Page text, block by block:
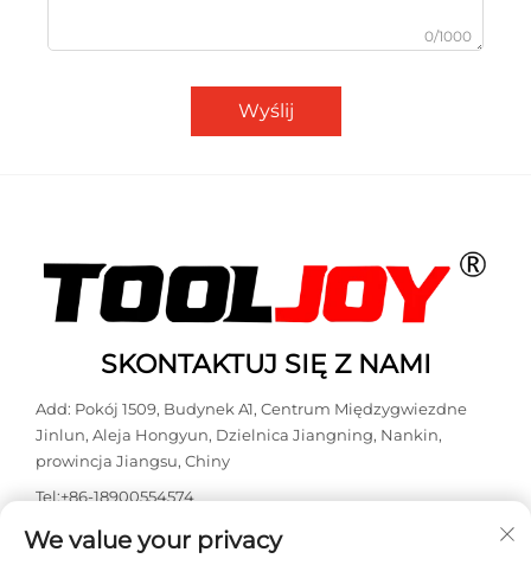
0/1000
Wyślij
SKONTAKTUJ SIĘ Z NAMI
Add: Pokój 1509, Budynek A1, Centrum Międzygwiezdne
Jinlun, Aleja Hongyun, Dzielnica Jiangning, Nankin,
prowincja Jiangsu, Chiny
Tel:+86-18900554574
E-mail:[email protected]
We value your privacy